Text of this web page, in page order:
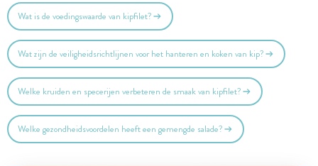
Wat is de voedingswaarde van kipfilet?
Wat zijn de veiligheidsrichtlijnen voor het hanteren en koken van kip?
Welke kruiden en specerijen verbeteren de smaak van kipfilet?
Welke gezondheidsvoordelen heeft een gemengde salade?